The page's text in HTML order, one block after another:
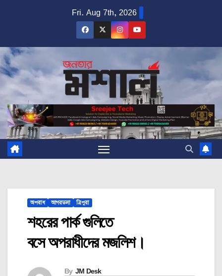
Fri. Aug 7th, 2026
অপরাধ আগরতলা ত্রিপুরা
শহরের পার্ক গুলিতে
বসে অপরাধীদের মজলিশ।
By JM Desk